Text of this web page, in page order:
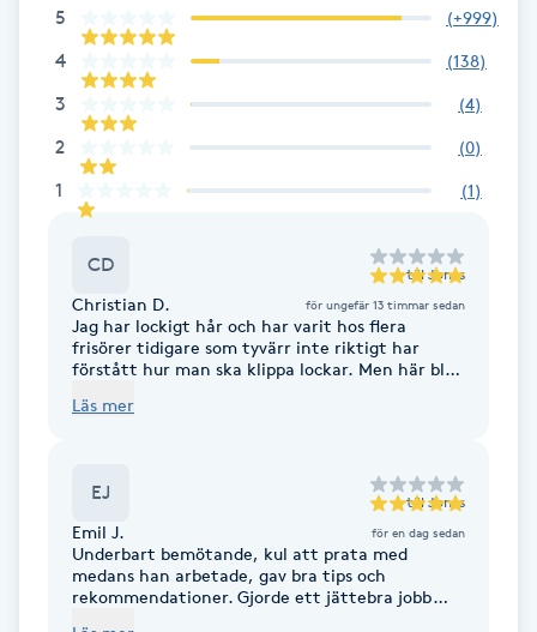
Fransförlängning Volym
Fransk manikyr
Fransrengöring
Frekvensterapi
Friskvård
Funktionsanalys
Färgning
5 (+999)
4 (138)
3 (4)
2 (0)
1 (1)
CD till Jonas
Christian D. för ungefär 13 timmar sedan
Jag har lockigt hår och har varit hos flera
frisörer tidigare som tyvärr inte riktigt har
förstått hur man ska klippa lockar. Men här blev
lockigt hår, vet precis hur det ska hanteras och
förstår lockigt hår och hur man framhäver det
Läs mer
EJ till Jonas
Emil J. för en dag sedan
Underbart bemötande, kul att prata med
medans han arbetade, gav bra tips och
rekommendationer. Gjorde ett jättebra jobb